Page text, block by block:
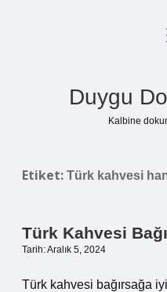
Duygu
Kalbine
Etiket: Türk kahvesi
Türk Kahvesi
Tarih: Aralık 5, 2024
Türk kahvesi bağırsağa